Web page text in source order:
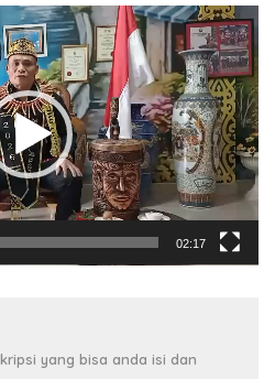
02:17
yang bisa anda isi dan